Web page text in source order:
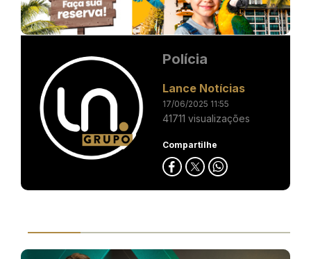
Polícia
Lance Notícias
17/06/2025 11:55
41711 visualizações
Compartilhe